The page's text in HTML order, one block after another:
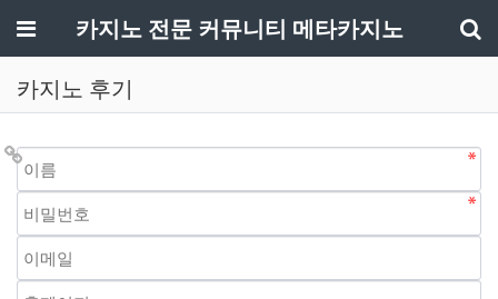
메뉴카지노 전문 커뮤니티 메타카지노
카지노 후기